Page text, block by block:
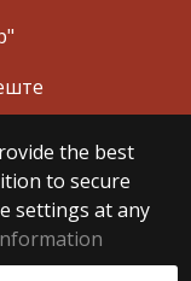
the best
to secure
settings at any
tér 1–3.